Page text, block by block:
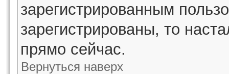
зарегистрированным
зарегистрированы, то
прямо сейчас.
Вернуться наверх